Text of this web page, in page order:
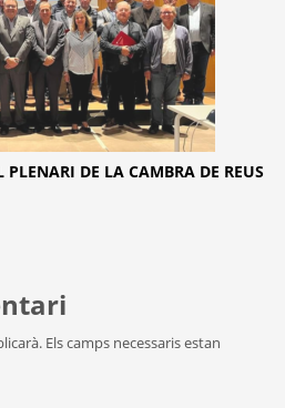
DE LA CAMBRA DE REUS
Els camps necessaris estan